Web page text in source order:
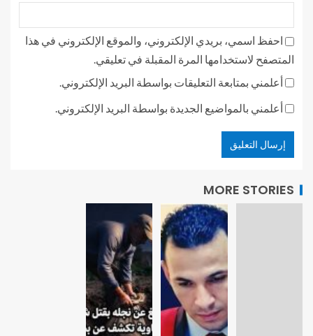
احفظ اسمي، بريدي الإلكتروني، والموقع الإلكتروني في هذا
المتصفح لاستخدامها المرة المقبلة في تعليقي.
أعلمني بمتابعة التعليقات بواسطة البريد الإلكتروني.
أعلمني بالمواضيع الجديدة بواسطة البريد الإلكتروني.
MORE STORIES